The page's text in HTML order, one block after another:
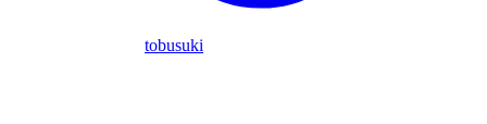
tobusuki